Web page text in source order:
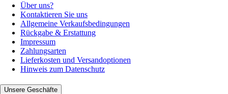
Über uns?
Kontaktieren Sie uns
Allgemeine Verkaufsbedingungen
Rückgabe & Erstattung
Impressum
Zahlungsarten
Lieferkosten und Versandoptionen
Hinweis zum Datenschutz
Unsere Geschäfte